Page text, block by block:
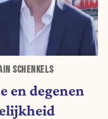
SCHENKELS
en degenen